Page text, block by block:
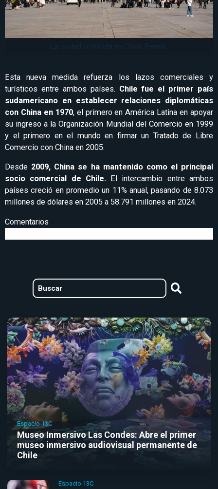
La ciudad prohibida en China. Pexels.
Esta nueva medida refuerza los lazos comerciales y
turísticos entre ambos países. Chile fue el primer país
sudamericano en establecer relaciones diplomáticas
con China en 1970, el primero en América Latina en apoyar
su ingreso a la Organización Mundial del Comercio en 1999
y el primero en el mundo en firmar un Tratado de Libre
Comercio con China en 2005.
Desde 2009, China se ha mantenido como el principal
socio comercial de Chile.
El intercambio entre ambos
países creció en promedio un 11% anual, pasando de 8.073
millones de dólares en 2005 a 58.791 millones en 2024.
Comentarios
Espacio 13C
Museo Inmersivo Las Condes: Abre el primer
museo inmersivo audiovisual permanente de
Chile
Espacio 13C